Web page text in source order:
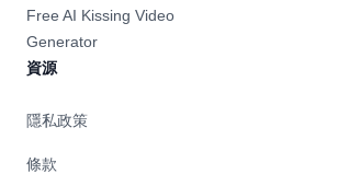
Free AI Kissing Video
Generator
資源
隱私政策
條款